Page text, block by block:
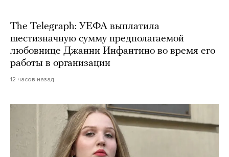
The Telegraph: УЕФА выплатила
шестизначную сумму предполагаемой
любовнице Джанни Инфантино во время его
работы в организации
12 часов назад